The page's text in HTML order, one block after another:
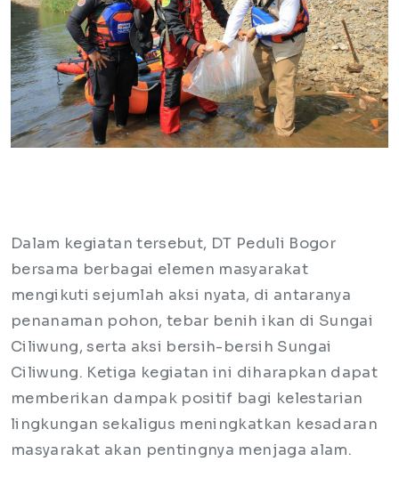
Dalam kegiatan tersebut, DT Peduli Bogor
bersama berbagai elemen masyarakat
mengikuti sejumlah aksi nyata, di antaranya
penanaman pohon, tebar benih ikan di Sungai
Ciliwung, serta aksi bersih-bersih Sungai
Ciliwung. Ketiga kegiatan ini diharapkan dapat
memberikan dampak positif bagi kelestarian
lingkungan sekaligus meningkatkan kesadaran
masyarakat akan pentingnya menjaga alam.